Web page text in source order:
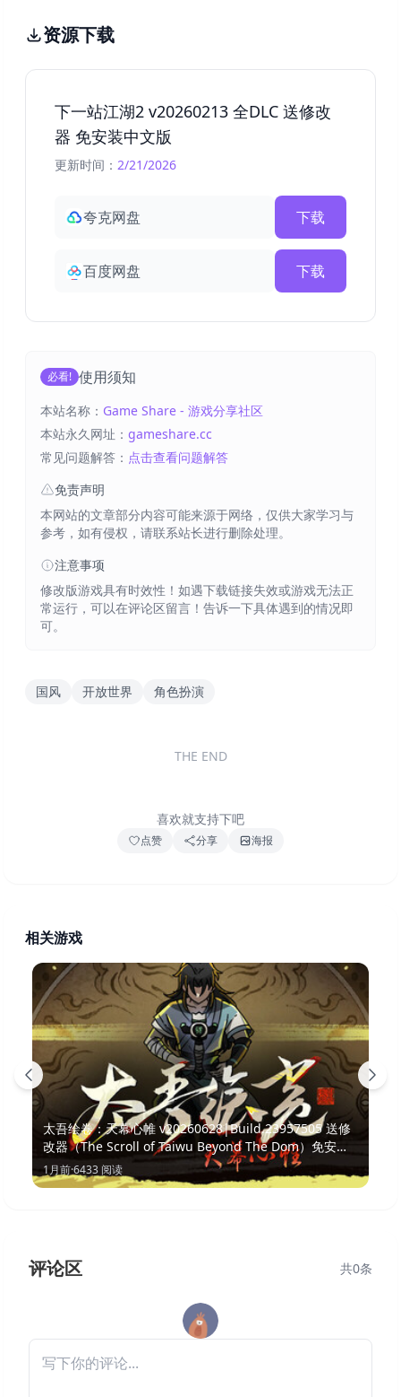
资源下载
下一站江湖2 v20260213 全DLC 送修改
器 免安装中文版
更新时间： 2/21/2026
夸克网盘 下载
百度网盘 下载
必看! 使用须知
本站名称： Game Share - 游戏分享社区
本站永久网址： gameshare.cc
常见问题解答： 点击查看问题解答
免责声明
本网站的文章部分内容可能来源于网络，仅供大家学习与
参考，如有侵权，请联系站长进行删除处理。
注意事项
修改版游戏具有时效性！如遇下载链接失效或游戏无法正
常运行，可以在评论区留言！告诉一下具体遇到的情况即
可。
国风 开放世界 角色扮演
THE END
喜欢就支持下吧
点赞 分享 海报
相关游戏
太吾绘卷：天幕心帷 v20260628|Build.23957505 送修
改器（The Scroll of Taiwu Beyond The Dom）免安装
中文版
1月前·6433 阅读
评论区 共0条